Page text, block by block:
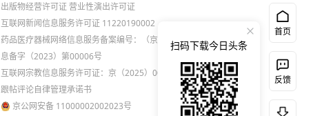
出版物经营许可证 营业性演出许可证
互联网新闻信息服务许可证 11220190002
药品医疗器械网络信息服务备案编号：（京）网药械信
息备字（2023）第00006号
互联网宗教信息服务许可证：京（2025）0000021
跟帖评论自律管理承诺书
京公网安备 11000002002023号
首页
反馈
扫码下载今日头条